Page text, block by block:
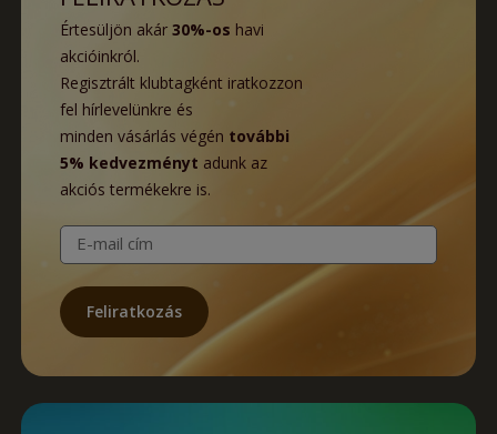
Értesüljön akár 30%-os havi
akcióinkról.
Regisztrált klubtagként iratkozzon
fel hírlevelünkre és
minden vásárlás végén további
5% kedvezményt adunk az
akciós termékekre is.
E-mail cím
Feliratkozás